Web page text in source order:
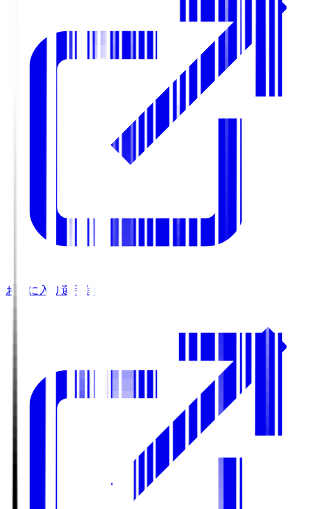
お気に入り選手登録